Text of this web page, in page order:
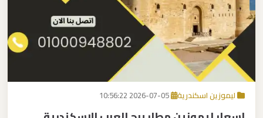
اتصل بنا
ليموزين اسكندرية
برج
العرب
القاهرة
مكاتب
ليموزين